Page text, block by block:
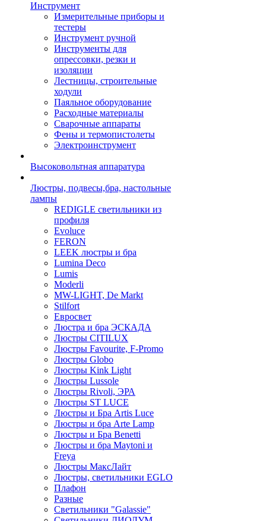
Инструмент
Измерительные приборы и
тестеры
Инструмент ручной
Инструменты для
опрессовки, резки и
изоляции
Лестницы, строительные
ходули
Паяльное оборудование
Расходные материалы
Сварочные аппараты
Фены и термопистолеты
Электроинструмент
Высоковольтная аппаратура
Люстры, подвесы,бра, настольные
лампы
REDIGLE светильники из
профиля
Evoluce
FERON
LEEK люстры и бра
Lumina Deco
Lumis
Moderli
MW-LIGHT, De Markt
Stilfort
Евросвет
Люстра и бра ЭСКАДА
Люстры CITILUX
Люстры Favourite, F-Promo
Люстры Globo
Люстры Kink Light
Люстры Lussole
Люстры Rivoli, ЭРА
Люстры ST LUCE
Люстры и Бра Artis Luce
Люстры и бра Arte Lamp
Люстры и Бра Benetti
Люстры и бра Maytoni и
Freya
Люстры МаксЛайт
Люстры, светильники EGLO
Плафон
Разные
Светильники "Galassie"